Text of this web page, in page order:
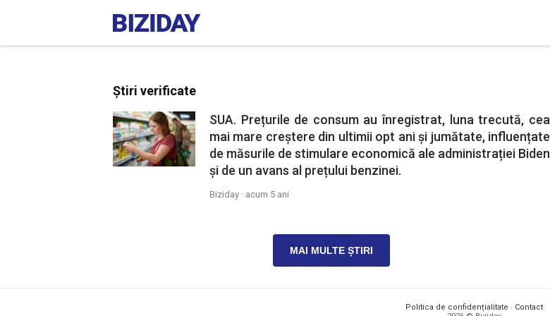
Știri verificate
SUA. Prețurile de consum au înregistrat, luna trecută, cea
mai mare creștere din ultimii opt ani și jumătate, influențate
de măsurile de stimulare economică ale administrației Biden
și de un avans al prețului benzinei.
Biziday · acum 5 ani
MAI MULTE ȘTIRI
Politica de confidențialitate · Contact